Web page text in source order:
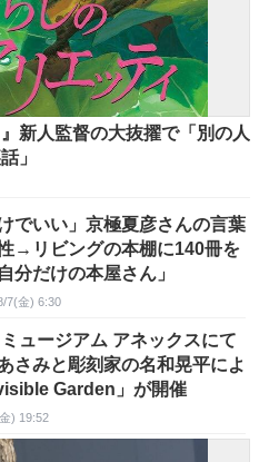
新人監督の大抜擢で「別の人
」
でいい」京極夏彦さんの言葉
→リビングの本棚に140冊を
だけの本屋さん」
7(金) 6:30
ュージアム アネックスにて
さみと彫刻家の名和晃平によ
Garden」が開催
) 19:52